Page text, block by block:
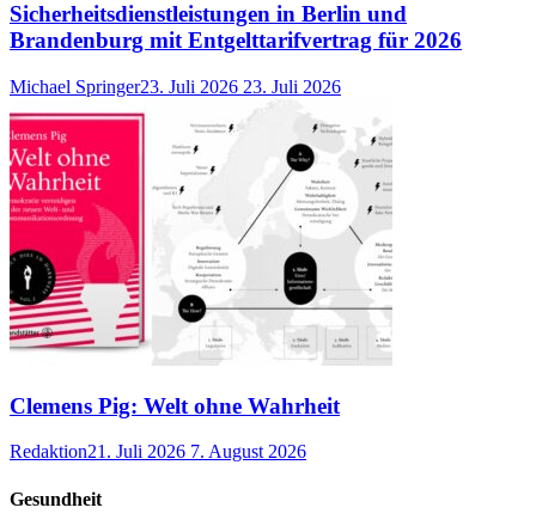
Sicherheitsdienstleistungen in Berlin und
Brandenburg mit Entgelttarifvertrag für 2026
Michael Springer23. Juli 2026 23. Juli 2026
Clemens Pig: Welt ohne Wahrheit
Redaktion21. Juli 2026 7. August 2026
Gesundheit